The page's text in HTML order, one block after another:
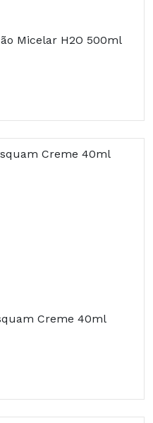
Micelar H2O 500ml
Creme 40ml